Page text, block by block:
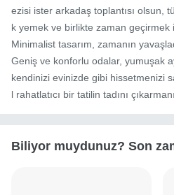
ezisi ister arkadaş toplantısı olsun,
k yemek ve birlikte zaman geçirmek
Minimalist tasarım, zamanın
Geniş ve konforlu odalar, yumuşak
kendinizi evinizde gibi hissetmenizi
l rahatlatıcı bir tatilin tadını
Biliyor muydunuz? Son